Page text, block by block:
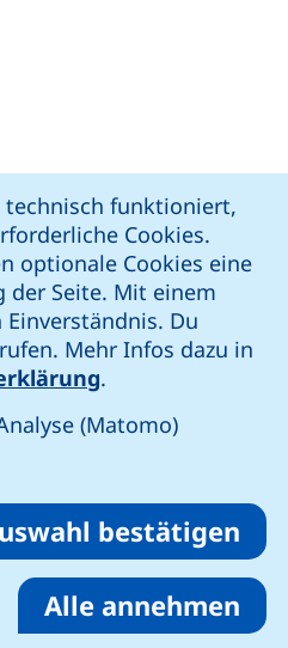
technisch funktioniert,
Cookies.
optionale Cookies eine
der Seite. Mit einem
Du
Mehr Infos dazu in
.
Cookies akzeptieren
(Matomo)Analyse-
von Drittanbieter
bestätigen
Alle annehmen
Link, öffnet neues Fenster)
einen Telefonanruf, wenn Ihr
Ihr E-Mail-Programm)
Link, öffnet neues
(externer Link, öffnet
Seite (externer Link,
YouTube-Seite (externer